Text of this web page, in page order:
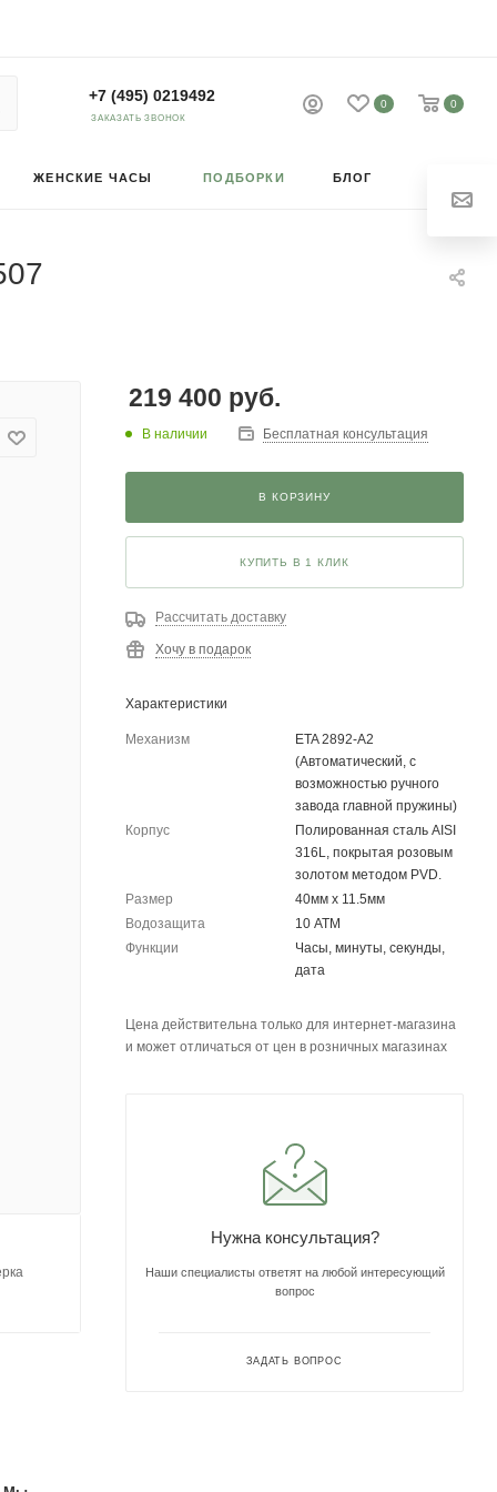
0 0
+7 (495) 0219492
ЗАКАЗАТЬ ЗВОНОК
ЖЕНСКИЕ ЧАСЫ ПОДБОРКИ БЛОГ
219 400 руб.
В наличии Бесплатная консультация
В КОРЗИНУ
КУПИТЬ В 1 КЛИК
Рассчитать доставку
Хочу в подарок
Характеристики
Механизм
ETA 2892-A2
(Автоматический, с
возможностью ручного
завода главной пружины)
Корпус
Полированная сталь AISI
316L, покрытая розовым
золотом методом PVD.
Размер
40мм х 11.5мм
Водозащита
10 АТМ
Функции
Часы, минуты, секунды,
дата
Цена действительна только для интернет-магазина
и может отличаться от цен в розничных магазинах
Нужна консультация?
Наши специалисты ответят на любой интересующий
вопрос
ЗАДАТЬ ВОПРОС